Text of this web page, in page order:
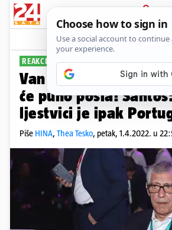
PRIJAVA
Sport
REAKCIJE IZBORNIKA
Van Gaal: Naši
će puno posla!
ljestvici je ipak
Piše HINA, Thea Tesko, petak, 1.4.2022. u